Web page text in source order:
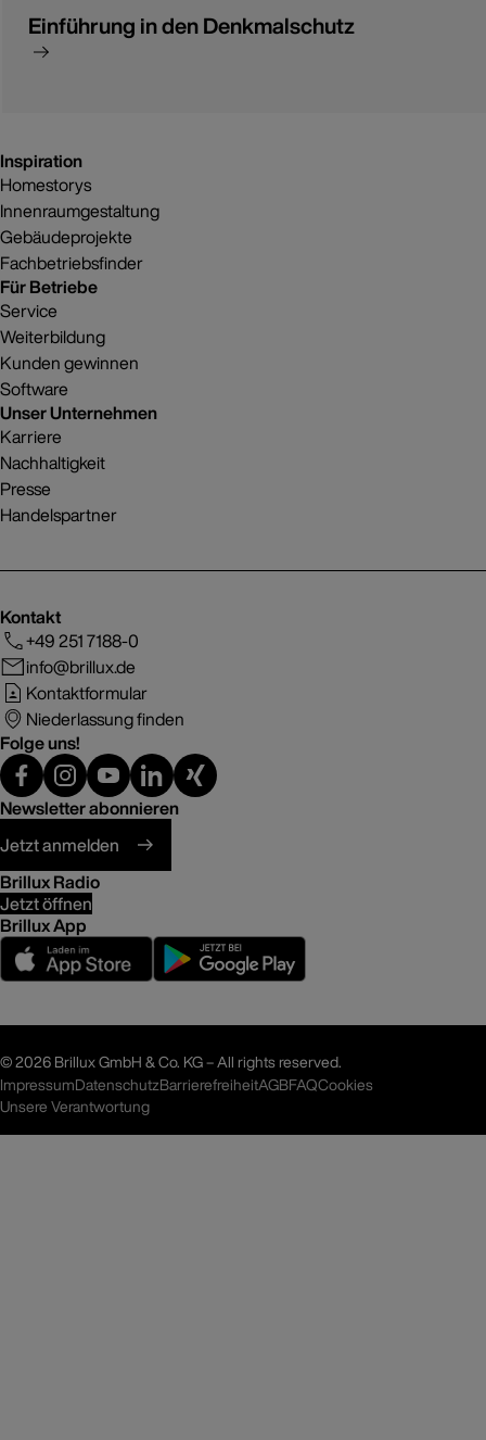
Einführung in den Denkmalschutz
Inspiration
Homestorys
Innenraumgestaltung
Gebäudeprojekte
Fachbetriebsfinder
Für Betriebe
Service
Weiterbildung
Kunden gewinnen
Software
Unser Unternehmen
Karriere
Nachhaltigkeit
Presse
Handelspartner
Kontakt
+49 251 7188-0
info@brillux.de
Kontaktformular
Niederlassung finden
Folge uns!
Newsletter abonnieren
Jetzt anmelden
Brillux Radio
Jetzt öffnen
Brillux App
©2026 Brillux GmbH & Co. KG – All rights reserved.
ImpressumDatenschutzBarrierefreiheitAGBFAQCookies
Unsere Verantwortung